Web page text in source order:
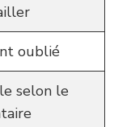
oublié
selon le